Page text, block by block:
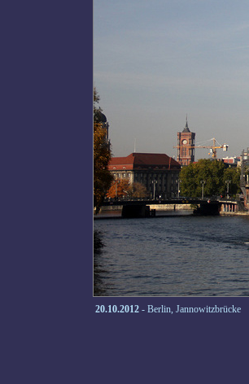
20.10.2012 - Berlin, Jannowitzbrücke